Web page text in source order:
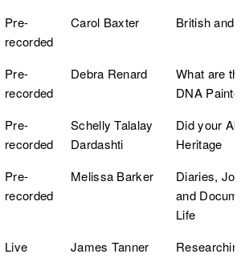
Pre-
recorded
Carol Baxter British and
Pre-
recorded
Debra Renard
What are
DNA
Pre-
recorded
Schelly Talalay
Dardashti
Did your
Heritage
Pre-
recorded
Melissa Barker
Diaries,
and
Life
Live James Tanner